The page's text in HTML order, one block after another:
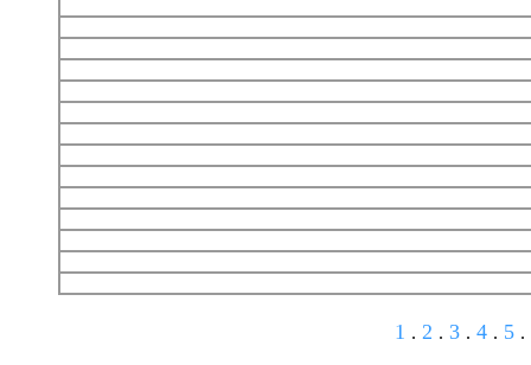
1 . 2 . 3 . 4 . 5 .